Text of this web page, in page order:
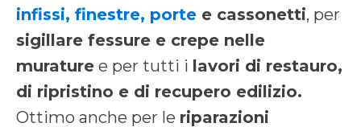
infissi, finestre, porte e cassonetti, per
sigillare fessure e crepe nelle
murature e per tutti i lavori di restauro,
di ripristino e di recupero edilizio.
Ottimo anche per le riparazioni